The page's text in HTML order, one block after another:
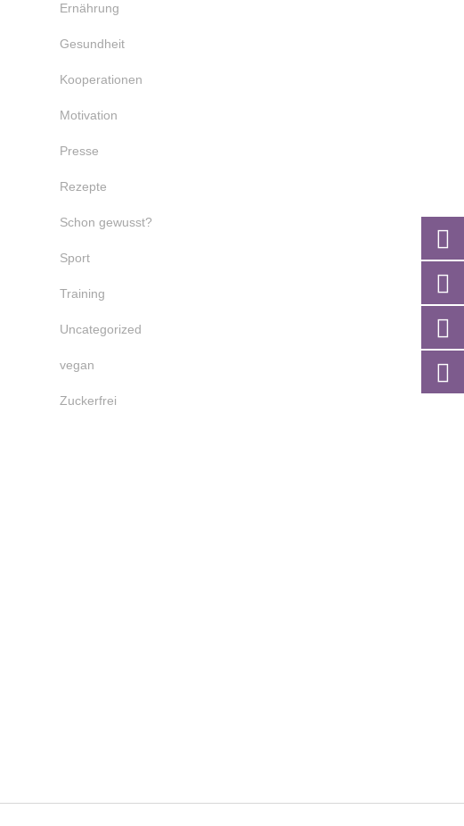
Ernährung
Gesundheit
Kooperationen
Motivation
Presse
Rezepte
Schon gewusst?
Sport
Training
Uncategorized
vegan
Zuckerfrei